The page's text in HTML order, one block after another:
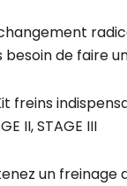
besoin de faire
freins
II, STAGE III
un freinage